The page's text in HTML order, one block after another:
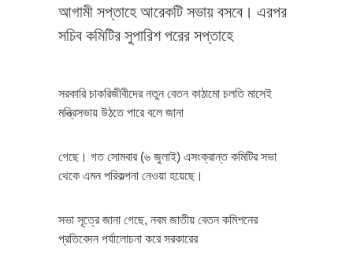
আগামী সপ্তাহে আরেকটি সভায় বসবে। এরপর
সচিব কমিটির সুপারিশ পরের সপ্তাহে
সরকারি চাকরিজীবীদের নতুন বেতন কাঠামো চলতি মাসেই
মন্ত্রিসভায় উঠতে পারে বলে জানা
গেছে। গত সোমবার (৬ জুলাই) এসংক্রান্ত কমিটির সভা
থেকে এমন পরিকল্পনা নেওয়া হয়েছে।
সভা সূত্রে জানা গেছে, নবম জাতীয় বেতন কমিশনের
প্রতিবেদন পর্যালোচনা করে সরকারের